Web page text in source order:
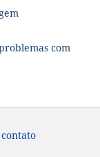
com